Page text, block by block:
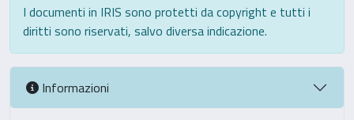
I documenti in IRIS sono protetti da copyright e tutti i
diritti sono riservati, salvo diversa indicazione.
Informazioni